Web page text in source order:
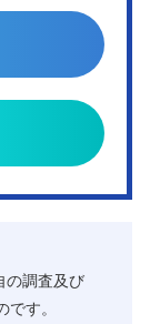
の調査及び
す。